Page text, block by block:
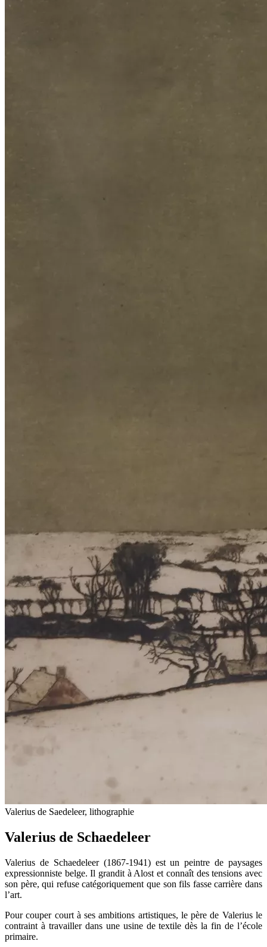
Valerius de Saedeleer, lithographie
Valerius de Schaedeleer
Valerius de Schaedeleer (1867-1941) est un peintre de paysages
expressionniste belge. Il grandit à Alost et connaît des tensions avec
son père, qui refuse catégoriquement que son fils fasse carrière dans
l’art.
Pour couper court à ses ambitions artistiques, le père de Valerius le
contraint à travailler dans une usine de textile dès la fin de l’école
primaire.